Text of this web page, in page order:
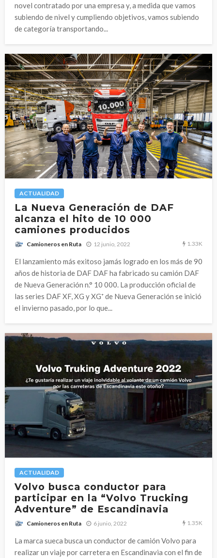
novel contratado por una empresa y, a medida que vamos
subiendo de nivel y cumpliendo objetivos, vamos subiendo
de categoría transportando...
ACTUALIDAD
La Nueva Generación de DAF
alcanza el hito de 10 000
camiones producidos
Camioneros en Ruta 12 junio, 2022 1.33K
El lanzamiento más exitoso jamás logrado en los más de 90
años de historia de DAF DAF ha fabricado su camión DAF
de Nueva Generación n.° 10 000. La producción oficial de
las series DAF XF, XG y XG⁺ de Nueva Generación se inició
el invierno pasado, por lo que...
ACTUALIDAD
Volvo busca conductor para
participar en la “Volvo Trucking
Adventure” de Escandinavia
Camioneros en Ruta 6 junio, 2022 1.35K
La marca sueca busca un conductor de camión Volvo para
realizar un viaje por carretera en Escandinavia con el fin de